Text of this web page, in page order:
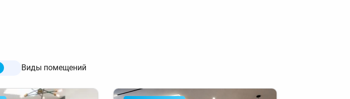
Виды помещений